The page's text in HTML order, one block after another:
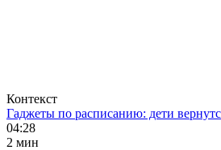
Контекст
Гаджеты по расписанию: дети
04:28
2 мин